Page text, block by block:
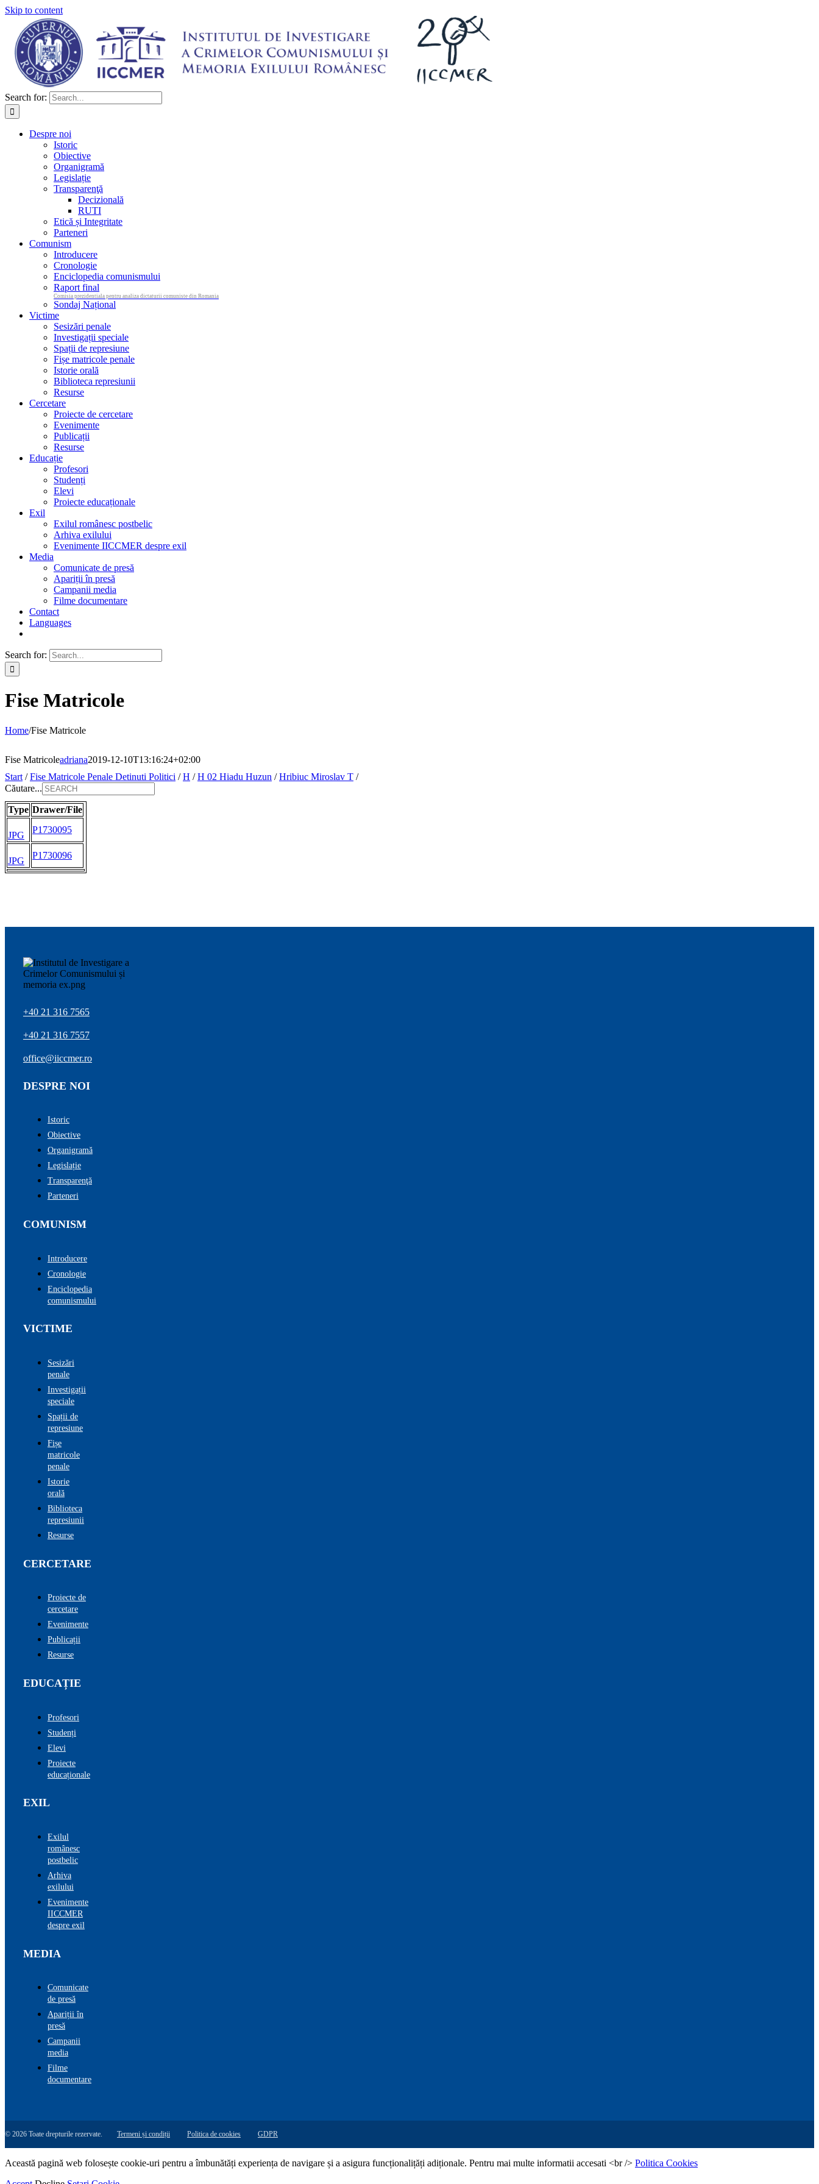
Skip to content
Search for:
Despre noi
Istoric
Obiective
Organigramă
Legislație
Transparenţă
Decizională
RUTI
Etică și Integritate
Parteneri
Comunism
Introducere
Cronologie
Enciclopedia comunismului
Raport final
Comisia prezidentiala pentru analiza dictaturii comuniste din Romania
Sondaj Național
Victime
Sesizări penale
Investigații speciale
Spații de represiune
Fișe matricole penale
Istorie orală
Biblioteca represiunii
Resurse
Cercetare
Proiecte de cercetare
Evenimente
Publicații
Resurse
Educație
Profesori
Studenți
Elevi
Proiecte educaționale
Exil
Exilul românesc postbelic
Arhiva exilului
Evenimente IICCMER despre exil
Media
Comunicate de presă
Apariții în presă
Campanii media
Filme documentare
Contact
Languages
Search for:
Fise Matricole
Home/Fise Matricole
Fise Matricoleadriana2019-12-10T13:16:24+02:00
Start /Fise Matricole Penale Detinuti Politici /H /H 02 Hiadu Huzun /Hribiuc Miroslav T /
Căutare...
Type Drawer/File
JPG
P1730095
JPG
P1730096
+40 21 316 7565
+40 21 316 7557
office@iiccmer.ro
DESPRE NOI
Istoric
Obiective
Organigramă
Legislație
Transparenţă
Parteneri
COMUNISM
Introducere
Cronologie
Enciclopedia
comunismului
VICTIME
Sesizări
penale
Investigații
speciale
Spații de
represiune
Fișe
matricole
penale
Istorie
orală
Biblioteca
represiunii
Resurse
CERCETARE
Proiecte de
cercetare
Evenimente
Publicații
Resurse
EDUCAȚIE
Profesori
Studenți
Elevi
Proiecte
educaționale
EXIL
Exilul
românesc
postbelic
Arhiva
exilului
Evenimente
IICCMER
despre exil
MEDIA
Comunicate
de presă
Apariții în
presă
Campanii
media
Filme
documentare
© 2026 Toate drepturile rezervate. Termeni și condiții Politica de cookies GDPR
Această pagină web folosește cookie-uri pentru a îmbunătăți experiența de navigare și a asigura funcționalițăți adiționale. Pentru mai multe informatii accesati <br /> Politica Cookies